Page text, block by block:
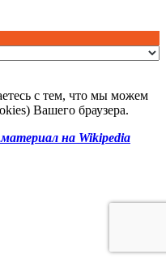
с тем, что мы можем
Вашего браузера.
на Wikipedia